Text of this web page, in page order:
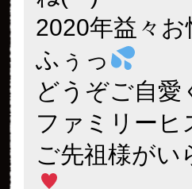
2020年益々お
ふぅっ
どうぞご自愛
ファミリーヒ
ご先祖様がい